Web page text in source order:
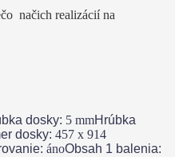
načich realizácií na
dosky: 5 mmHrúbka
dosky: 457 x 914
ánoObsah 1 balenia: